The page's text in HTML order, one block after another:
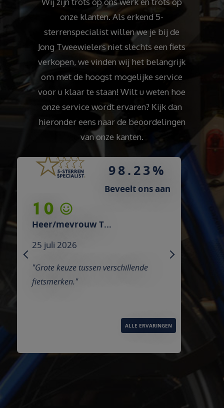
onze klanten. Als erkend 5-
sterrenspecialist willen we je bij de
Jong Tweewielers niet slechts een fiets
verkopen, we vinden wij het belangrijk
om met de hoogst mogelijke service
voor u klaar te staan! Wilt u weten hoe
onze service wordt ervaren? Kijk dan
hieronder eens naar de beoordelingen
van onze kanten.
98.23%
Beveelt ons aan
9
Heer/mevrouw Broeders
25 juli 2026
"We werden netjes geholpen,
vriendelijke mensen en goede service"
PREVIOUS
ALLE ERVARINGEN